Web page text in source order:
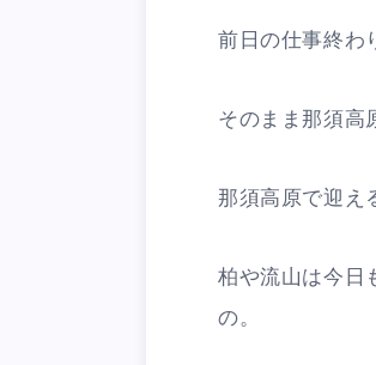
前日の仕事終わ
そのまま那須高
那須高原で迎え
柏や流山は今日
の。